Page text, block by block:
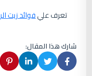
تعرف عليفوائد زيت
شارك هذا المقال: